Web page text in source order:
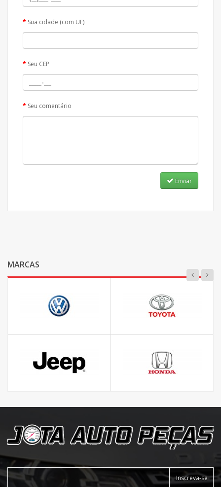
Sua cidade (com UF)
Seu CEP
Seu comentário
Enviar
MARCAS
Inscreva-se